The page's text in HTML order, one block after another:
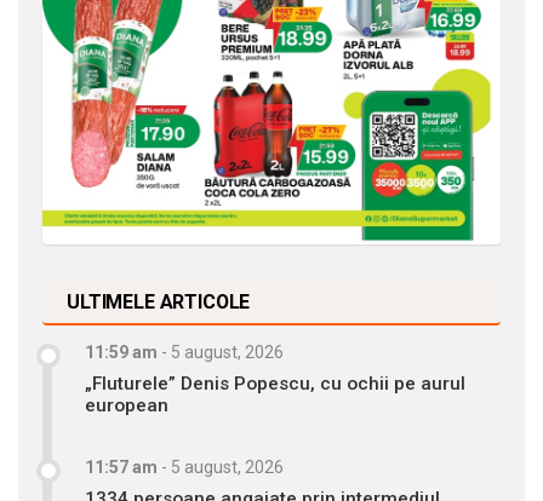
ULTIMELE ARTICOLE
11:59 am - 5 august, 2026
„Fluturele” Denis Popescu, cu ochii pe aurul
european
11:57 am - 5 august, 2026